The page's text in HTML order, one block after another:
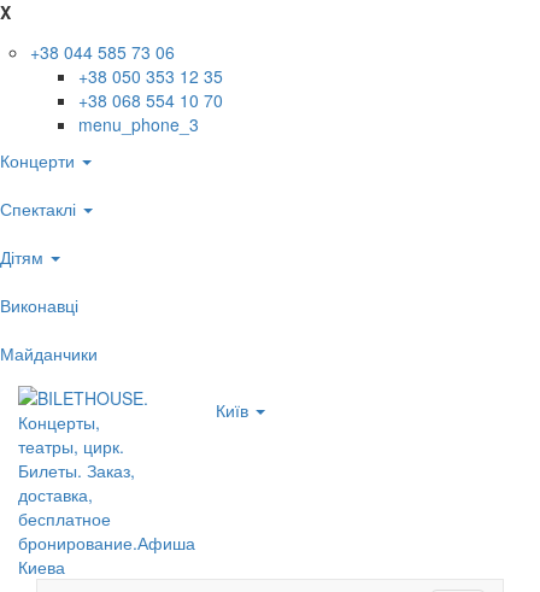
X
+38 044 585 73 06
+38 050 353 12 35
+38 068 554 10 70
menu_phone_3
Концерти
Спектаклі
Дітям
Виконавці
Майданчики
Київ